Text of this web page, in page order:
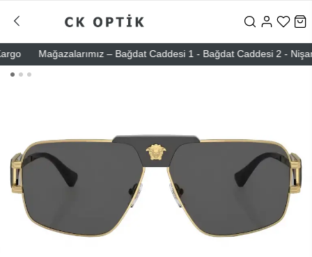
Mağazalarımız – Bağdat Caddesi 1 - Bağdat Caddesi 2 -